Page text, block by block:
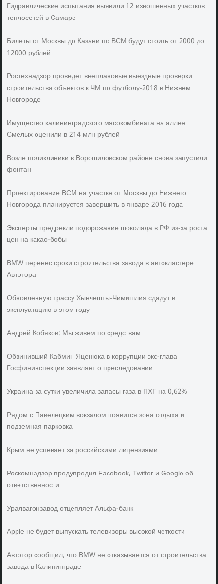
Гидравлические испытания выявили 12 изношенных участков
теплосетей в Самаре
Билеты от Москвы до Казани по ВСМ будут стоить от 2000 до
12000 рублей
Ростехнадзор проведет внеплановые выездные проверки
строительства объектов к ЧМ по футболу-2018 в Нижнем
Новгороде
Имущество калининградского мясокомбината на аллее
Смелых оценили в 214 млн рублей
Возле поликлиники в Ворошиловском районе снова запустили
фонтан
Проектирование ВСМ на участке от Москвы до Нижнего
Новгорода планируется завершить в январе 2016 года
Эксперты предрекли подорожание шоколада в РФ из-за роста
цен на какао-бобы
BMW перенес сроки строительства завода в автокластере
Автотора
Обновленную трассу Хынчешты-Чимишлия сдадут в
эксплуатацию в этом году
Андрей Кобяков: Мы живем по средствам
Обвинивший Кабмин Яценюка в коррупции экс-глава
Госфининспекции заявляет о преследовании
Украина за сутки увеличила запасы газа в ПХГ на 0,62%
Рядом с Павелецким вокзалом появится зона отдыха и
подземная парковка
Крым не успевает за российскими лицензиями
Роскомнадзор предупредил Facebook, Twitter и Google об
ответственности
Уралвагонзавод отцепляет Альфа-банк
Apple не будет выпускать телевизоры высокой четкости
Автотор сообщил, что BMW не отказывается от строительства
завода в Калининграде